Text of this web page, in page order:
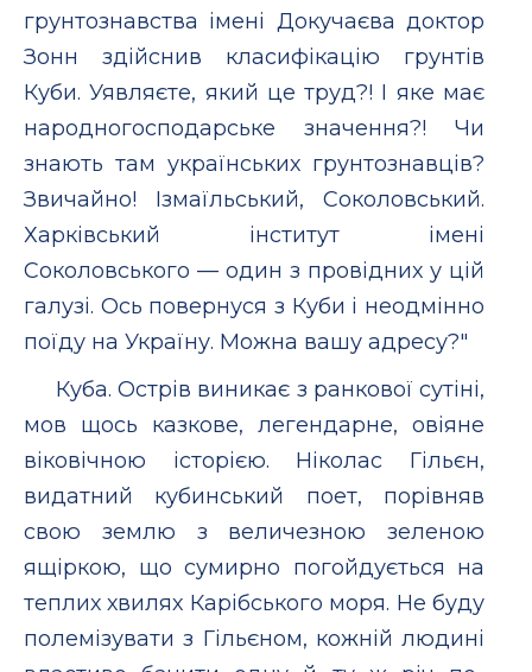
грунтознавства iменi Докучаєва доктор
Зонн здiйснив класифiкацiю грунтiв
Куби. Уявляєте, який це труд?! I яке має
народногосподарське значення?! Чи
знають там українських грунтознавцiв?
Звичайно! Iзмаїльський, Соколовський.
Харкiвський iнститут iменi
Соколовського — один з провiдних у цiй
галузi. Ось повернуся з Куби i неодмiнно
поїду на Україну. Можна вашу адресу?"
Куба. Острiв виникає з ранкової сутiнi,
мов щось казкове, легендарне, овiяне
вiковiчною iсторiєю. Нiколас Гiльєн,
видатний кубинський поет, порiвняв
свою землю з величезною зеленою
ящiркою, що сумирно погойдується на
теплих хвилях Карiбського моря. Не буду
полемiзувати з Гiльєном, кожнiй людинi